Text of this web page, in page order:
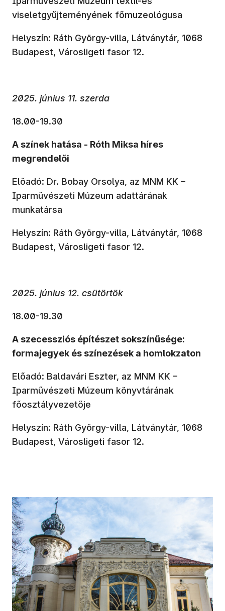
viseletgyűjteményének főmuzeológusa
Helyszín: Ráth György-villa, Látványtár, 1068
Budapest, Városligeti fasor 12.
2025. június 11. szerda
18.00-19.30
A színek hatása - Róth Miksa híres
megrendelői
Előadó: Dr. Bobay Orsolya, az MNM KK –
Iparművészeti Múzeum adattárának
munkatársa
Helyszín: Ráth György-villa, Látványtár, 1068
Budapest, Városligeti fasor 12.
2025. június 12. csütörtök
18.00-19.30
A szecessziós építészet sokszínűsége:
formajegyek és színezések a homlokzaton
Előadó: Baldavári Eszter, az MNM KK –
Iparművészeti Múzeum könyvtárának
főosztályvezetője
Helyszín: Ráth György-villa, Látványtár, 1068
Budapest, Városligeti fasor 12.